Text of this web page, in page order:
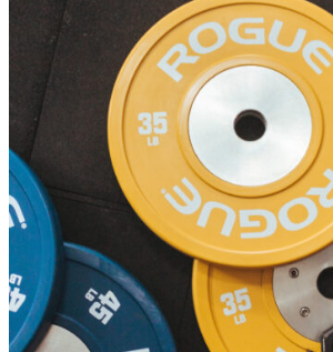
SELECT OPTIONS /